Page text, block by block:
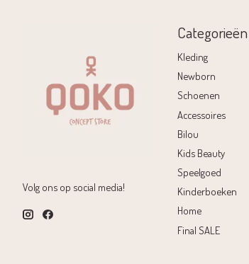
Volg ons op social media!
Categorieën
Kleding
Newborn
Schoenen
Accessoires
Bilou
Kids Beauty
Speelgoed
Kinderboeken
Home
Final SALE